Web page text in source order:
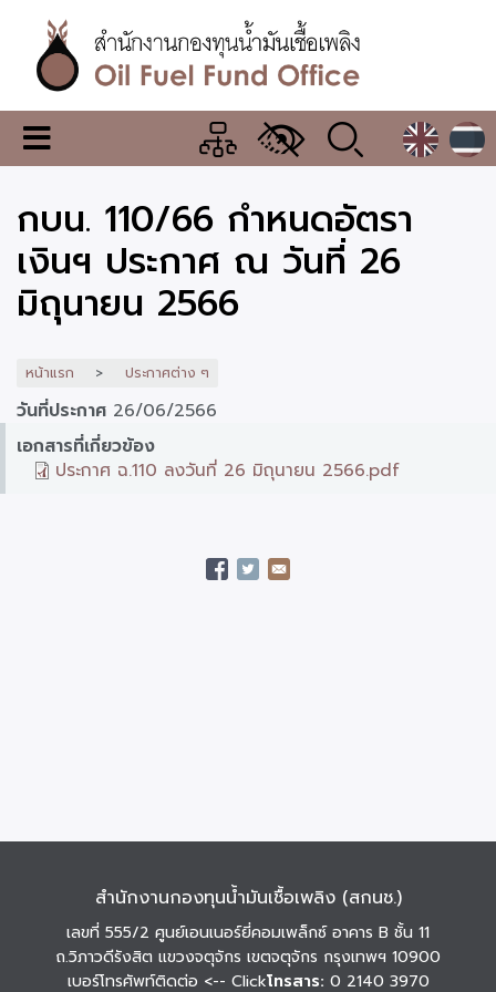
เนื้อหา
หลักสำนักงาน
กองทุน
น้ำมัน
เชื้อ
เพลิง
เมนู
เปลี่ยน
แสดง
ผล
กบน. 110/66 กำหนดอัตรา
เงินฯ ประกาศ ณ วันที่ 26
มิถุนายน 2566
หน้าแรก ประกาศต่าง ๆ
วันที่ประกาศ 26/06/2566
เอกสารที่เกี่ยวข้อง
ประกาศ ฉ.110 ลงวันที่ 26 มิถุนายน 2566.pdf
สำนักงานกองทุนน้ำมันเชื้อเพลิง (สกนช.)
เลขที่ 555/2 ศูนย์เอนเนอร์ยี่คอมเพล็กซ์ อาคาร B ชั้น 11
ถ.วิภาวดีรังสิต แขวงจตุจักร เขตจตุจักร กรุงเทพฯ 10900
เบอร์โทรศัพท์ติดต่อ <-- Clickโทรสาร: 0 2140 3970